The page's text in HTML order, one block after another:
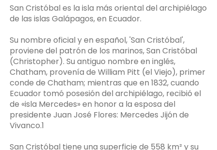
San Cristóbal es la isla más oriental del archipiélago
de las islas Galápagos, en Ecuador.
Su nombre oficial y en español, 'San Cristóbal',
proviene del patrón de los marinos, San Cristóbal
(Christopher). Su antiguo nombre en inglés,
Chatham, provenía de William Pitt (el Viejo), primer
conde de Chatham; mientras que en 1832, cuando
Ecuador tomó posesión del archipiélago, recibió el
de «isla Mercedes» en honor a la esposa del
presidente Juan José Flores: Mercedes Jijón de
Vivanco.1​
San Cristóbal tiene una superficie de 558 km² y su